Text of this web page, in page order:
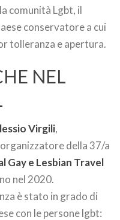
comunità Lgbt, il
conservatore a cui
tolleranza e apertura.
NEL
Virgili,
della 37/a
e Lesbian Travel
nel 2020.
è stato in grado di
con le persone lgbt: